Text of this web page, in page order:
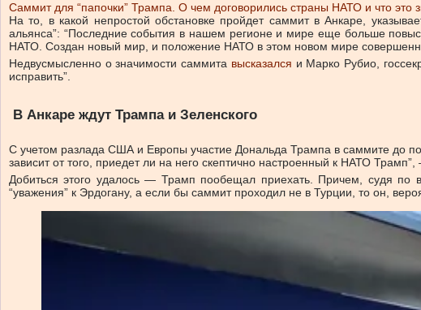
Саммит для “папочки” Трампа. О чем договорились страны НАТО и что это
На то, в какой непростой обстановке пройдет саммит в Анкаре,
альянса”: “Последние события в нашем регионе и мире еще больше
НАТО. Создан новый мир, и положение НАТО в этом новом мире
Недвусмысленно о значимости саммита высказался и Марко Рубио,
исправить”.
В Анкаре ждут Трампа и Зеленского
С учетом разлада США и Европы участие Дональда Трампа в саммите до
зависит от того, приедет ли на него скептично настроенный к НАТО
Добиться этого удалось — Трамп пообещал приехать. Причем, судя
“уважения” к Эрдогану, а если бы саммит проходил не в Турции, то он,